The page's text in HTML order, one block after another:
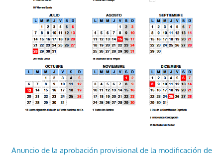
Anuncio de la aprobación provisional de la modificación de